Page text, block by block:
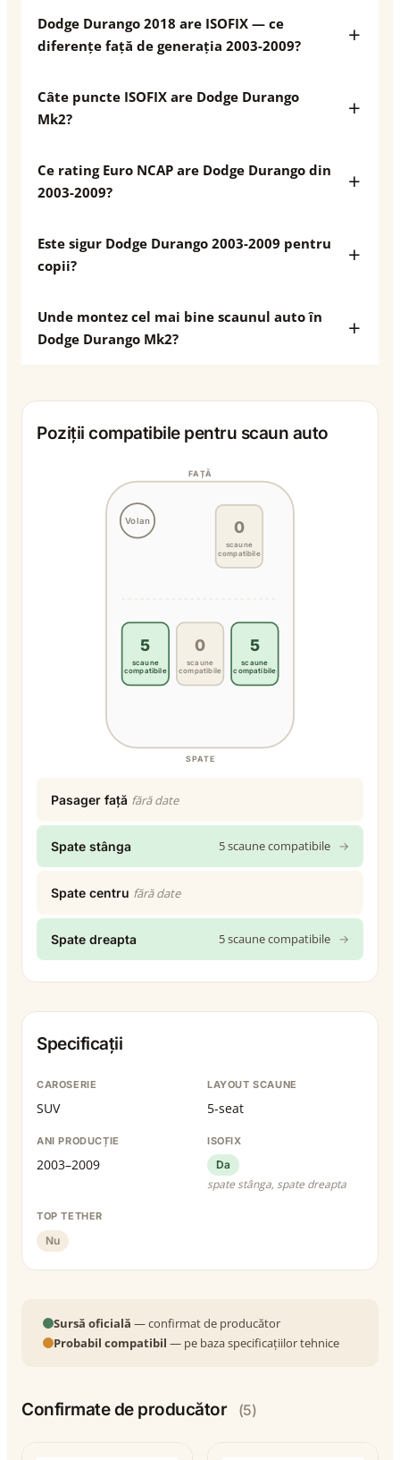
Dodge Durango 2018 are ISOFIX — ce
diferențe față de generația 2003-2009?
Câte puncte ISOFIX are Dodge Durango
Mk2?
Ce rating Euro NCAP are Dodge Durango din
2003-2009?
Este sigur Dodge Durango 2003-2009 pentru
copii?
Unde montez cel mai bine scaunul auto în
Dodge Durango Mk2?
Poziții compatibile pentru scaun auto
Volan
FAȚĂ
SPATE
0
scaune
compatibile
5
scaune
compatibile
0
scaune
compatibile
5
scaune
compatibile
Pasager față fără date
Spate stânga 5 scaune compatibile →
Spate centru fără date
Spate dreapta 5 scaune compatibile →
Specificații
CAROSERIE
SUV
LAYOUT SCAUNE
5-seat
ANI PRODUCȚIE
2003–2009
ISOFIX
Da
spate stânga, spate dreapta
TOP TETHER
Nu
Sursă oficială — confirmat de producător
Probabil compatibil — pe baza specificațiilor tehnice
Confirmate de producător (5)